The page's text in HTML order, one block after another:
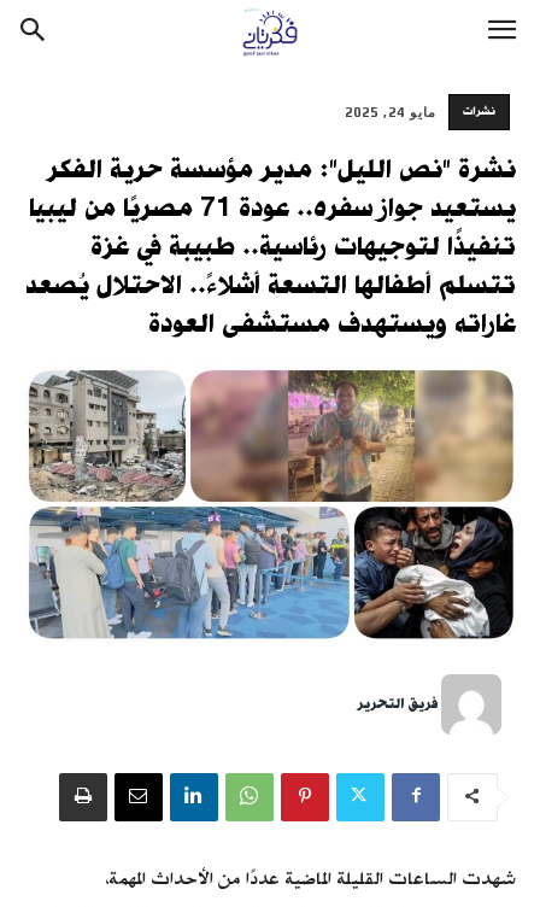
نشرات مايو 24, 2025
نشرة "نص الليل": مدير مؤسسة حرية الفكر
يستعيد جواز سفره.. عودة 71 مصريًا من ليبيا
تنفيذًا لتوجيهات رئاسية.. طبيبة في غزة
تتسلم أطفالها التسعة أشلاءً.. الاحتلال يُصعد
غاراته ويستهدف مستشفى العودة
فريق التحرير
شهدت الساعات القليلة الماضية عددًا من الأحداث المهمة،